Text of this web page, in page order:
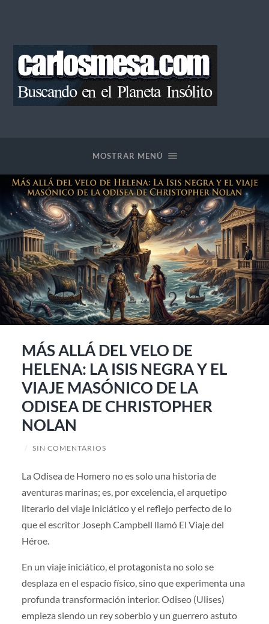
MOSTRAR MENÚ
MÁS ALLÁ DEL VELO DE
HELENA: LA ISIS NEGRA Y EL
VIAJE MASÓNICO DE LA
ODISEA DE CHRISTOPHER
NOLAN
/ SIN COMENTARIOS
La Odisea de Homero no es solo una historia de
aventuras marinas; es, por excelencia, el arquetipo
literario del viaje iniciático y el reflejo perfecto de lo
que el escritor Joseph Campbell llamó El Viaje del
Héroe.
En un viaje iniciático, el protagonista no solo se
desplaza en el espacio físico, sino que experimenta una
profunda transformación interior. Odiseo (Ulises)
empieza siendo un rey soberbio y un guerrero astuto